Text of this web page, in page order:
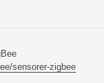
sensorer-zigbee